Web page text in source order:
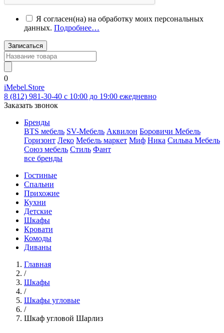
Я согласен(на) на обработку моих персональных
данных. Подробнее…
Записаться
0
iMebel.Store
8 (812) 981-30-40 c 10:00 до 19:00 ежедневно
Заказать звонок
Бренды
BTS мебель SV-Мебель Аквилон Боровичи Мебель
Горизонт Леко Мебель маркет Миф Ника Сильва Мебель
Союз мебель Стиль Фант
все бренды
Гостиные
Спальни
Прихожие
Кухни
Детские
Шкафы
Кровати
Комоды
Диваны
Главная
/
Шкафы
/
Шкафы угловые
/
Шкаф угловой Шарлиз